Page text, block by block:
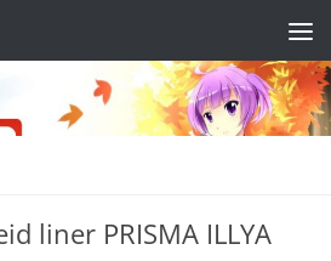
liner PRISMA ILLYA